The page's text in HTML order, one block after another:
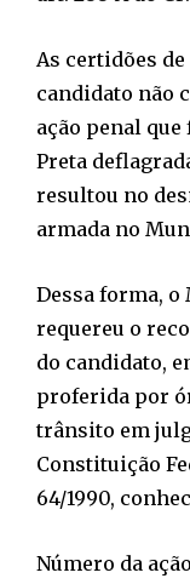
As certidões
candidato não
ação penal que
Preta
resultou no
armada no
Dessa forma,
requereu o
do candidato,
proferida por
trânsito em
Constituição
64/1990,
Número da